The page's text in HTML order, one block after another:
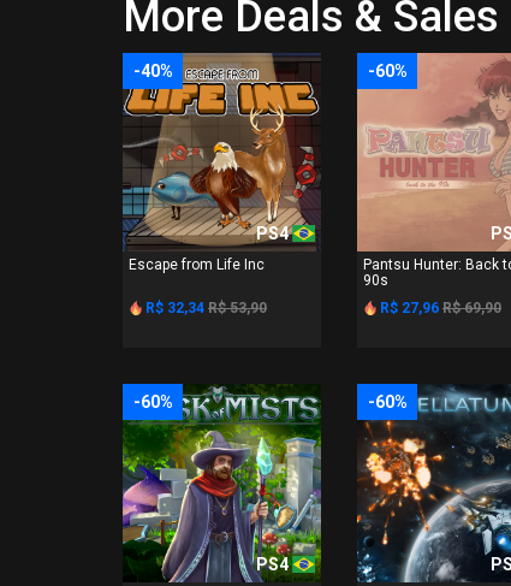
More Deals & Sales
-40%
PS4
Escape from Life Inc
R$ 32,34 R$ 53,90
-60%
Pantsu Hunter: Back
90s
R$ 27,96 R$ 69,90
-60%
PS4
-60%